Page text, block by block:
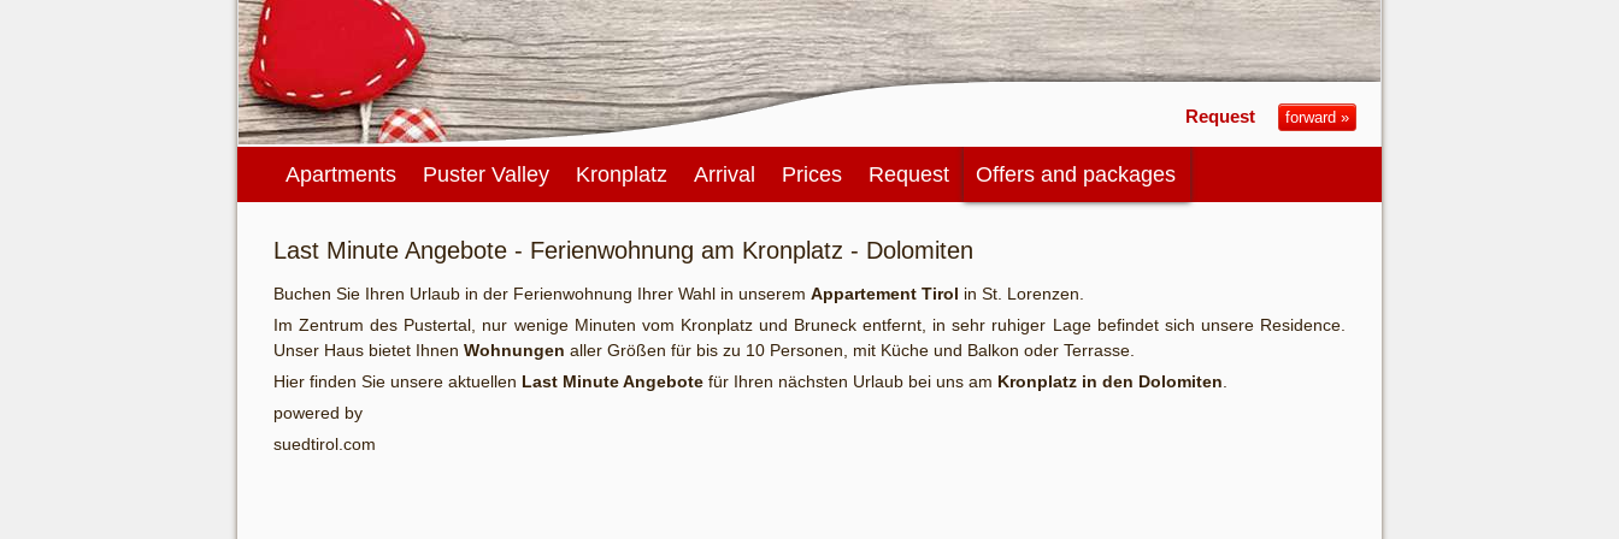
Request
Apartments Puster Valley Kronplatz Arrival Prices Request Offers and packages
Last Minute Angebote - Ferienwohnung am Kronplatz - Dolomiten
Buchen Sie Ihren Urlaub in der Ferienwohnung Ihrer Wahl in unserem Appartement Tirol in St. Lorenzen.
Im Zentrum des Pustertal, nur wenige Minuten vom Kronplatz und Bruneck entfernt, in sehr ruhiger Lage befindet sich unsere Residence.
Unser Haus bietet Ihnen Wohnungen aller Größen für bis zu 10 Personen, mit Küche und Balkon oder Terrasse.
Hier finden Sie unsere aktuellen Last Minute Angebote für Ihren nächsten Urlaub bei uns am Kronplatz in den Dolomiten
powered by
suedtirol.com